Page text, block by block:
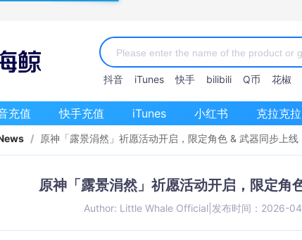
抖音 iTunes 快手 bilibili Q币 花椒
充值 快手充值 iTunes 小红书 克拉克拉
/ 原神「露景涓然」祈愿活动开启，限定角色 & 武器同步上线
原神「露景涓然」祈愿活动开启，限定角
Author: Little Whale Official 发布时间：2026-